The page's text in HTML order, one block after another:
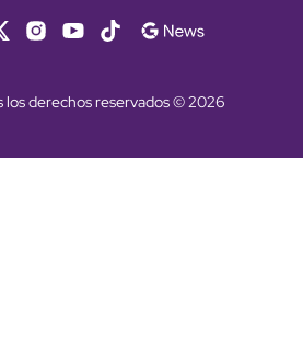
los derechos reservados © 2026